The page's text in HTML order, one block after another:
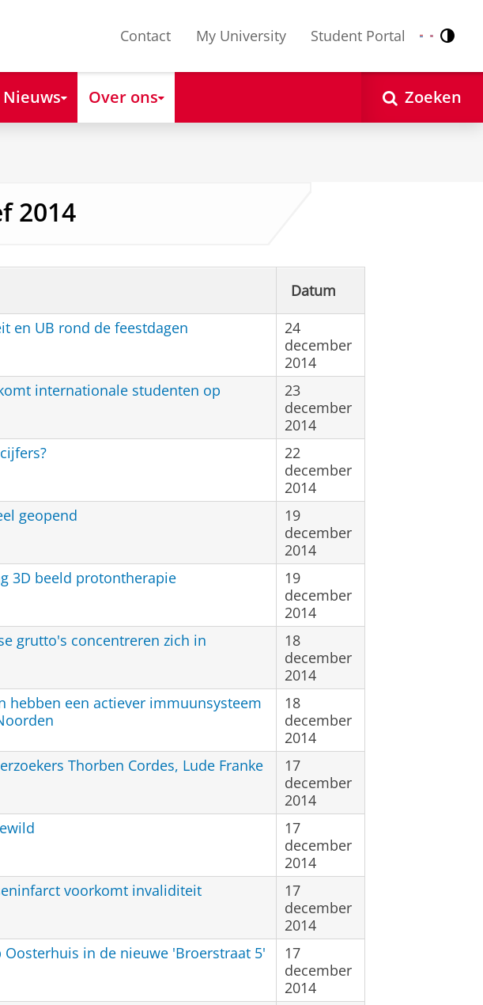
Contact My University Student Portal Nederlands
English
Nieuws Over ons Zoeken
2014
Datum
en UB rond de feestdagen
24
december
2014
internationale studenten op
23
december
2014
22
december
2014
geopend
19
december
2014
3D beeld protontherapie
19
december
2014
grutto's concentreren zich in
18
december
2014
hebben een actiever immuunsysteem
18
december
2014
Thorben Cordes, Lude Franke
17
december
2014
17
december
2014
voorkomt invaliditeit
17
december
2014
Oosterhuis in de nieuwe 'Broerstraat 5'
17
december
2014